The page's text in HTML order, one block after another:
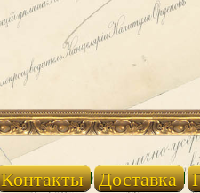
Контакты Доставка